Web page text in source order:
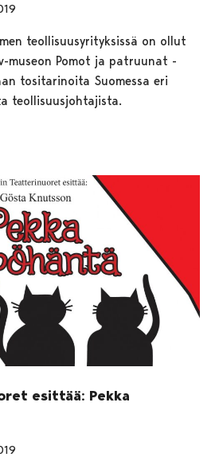
teollisuusyrityksissä on ollut
museon Pomot ja patruunat -
tositarinoita Suomessa eri
teollisuusjohtajista.
esittää: Pekka